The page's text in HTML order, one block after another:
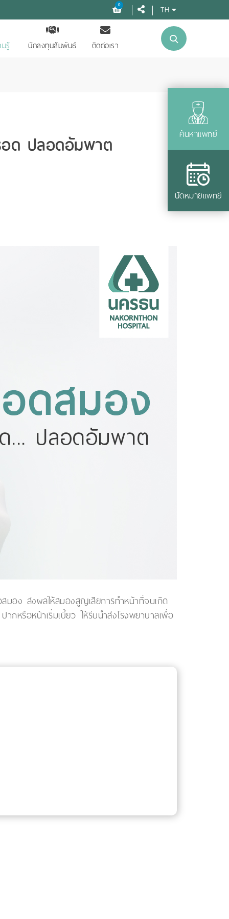
0 TH
รู้ นักลงทุนสัมพันธ์ ติดต่อเรา
ค้นหาแพทย์
นัดหมายแพทย์
อด ปลอดอัมพาต
มอง ส่งผลให้สมองสูญเสียการทำหน้าที่จนเกิด
รือหน้าเริ่มเบี้ยว ให้รีบนำส่งโรงพยาบาลเพื่อ